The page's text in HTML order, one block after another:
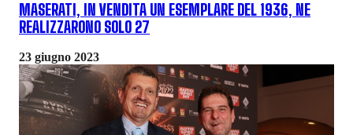
MASERATI, IN VENDITA UN ESEMPLARE DEL 1936, NE
REALIZZARONO SOLO 27
23 giugno 2023